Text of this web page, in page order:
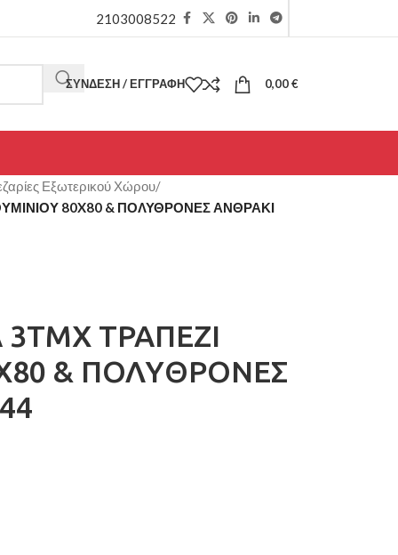
2103008522
ΣΎΝΔΕΣΗ / ΕΓΓΡΑΦΉ 0,00€
Εξωτερικού Χώρου/
80X80 & ΠΟΛΥΘΡΟΝΕΣ ΑΝΘΡΑΚΙ
3ΤΜΧ ΤΡΑΠΕΖΙ
& ΠΟΛΥΘΡΟΝΕΣ